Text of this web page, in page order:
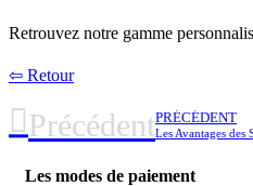
Retrouvez notre gamme
⇦ Retour
PrécédentPRÉCÉDENT
Les Avantages des
Les modes de paiement